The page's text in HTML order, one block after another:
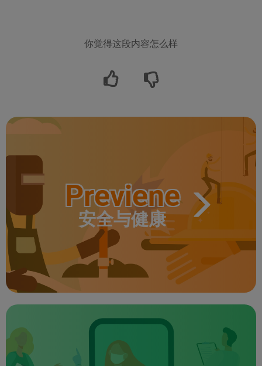
你觉得这段内容怎么样
Previene
安全与健康